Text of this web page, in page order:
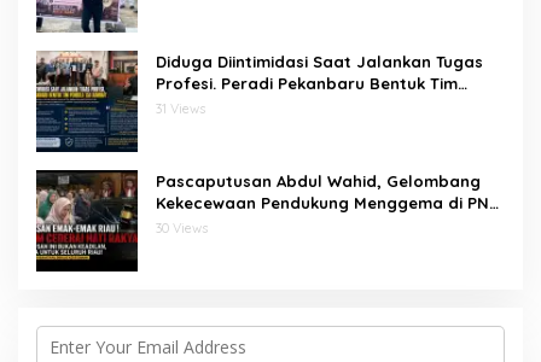
Diduga Diintimidasi Saat Jalankan Tugas
Profesi. Peradi Pekanbaru Bentuk Tim
Pembela 150 Advokat
31 Views
Pascaputusan Abdul Wahid, Gelombang
Kekecewaan Pendukung Menggema di PN
Pekanbaru: “Kami Akan Terus Mencari
30 Views